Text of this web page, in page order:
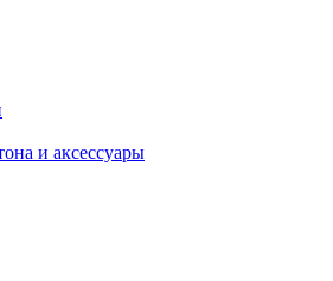
и аксессуары